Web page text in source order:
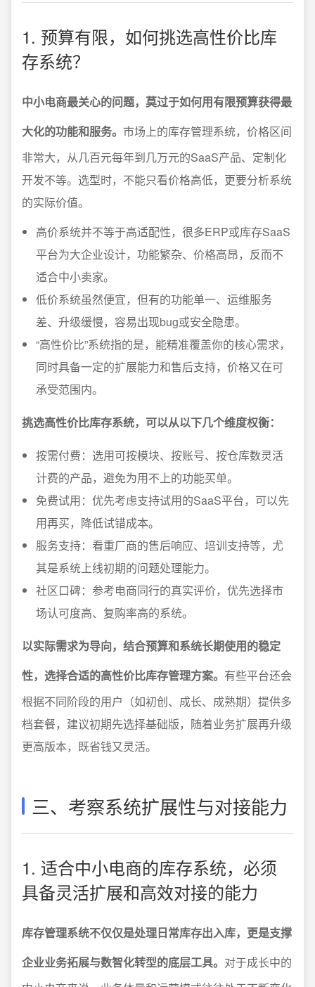
1. 预算有限，如何挑选高性价比库
存系统？
中小电商最关心的问题，莫过于如何用有限预算获得最
大化的功能和服务。 市场上的库存管理系统，价格区间
非常大，从几百元每年到几万元的SaaS产品、定制化
开发不等。选型时，不能只看价格高低，更要分析系统
的实际价值。
高价系统并不等于高适配性，很多ERP或库存SaaS
平台为大企业设计，功能繁杂、价格高昂，反而不
适合中小卖家。
低价系统虽然便宜，但有的功能单一、运维服务
差、升级缓慢，容易出现bug或安全隐患。
“高性价比”系统指的是，能精准覆盖你的核心需求，
同时具备一定的扩展能力和售后支持，价格又在可
承受范围内。
挑选高性价比库存系统，可以从以下几个维度权衡：
按需付费：选用可按模块、按账号、按仓库数灵活
计费的产品，避免为用不上的功能买单。
免费试用：优先考虑支持试用的SaaS平台，可以先
用再买，降低试错成本。
服务支持：看重厂商的售后响应、培训支持等，尤
其是系统上线初期的问题处理能力。
社区口碑：参考电商同行的真实评价，优先选择市
场认可度高、复购率高的系统。
以实际需求为导向，结合预算和系统长期使用的稳定
性，选择合适的高性价比库存管理方案。 有些平台还会
根据不同阶段的用户（如初创、成长、成熟期）提供多
档套餐，建议初期先选择基础版，随着业务扩展再升级
更高版本，既省钱又灵活。
三、考察系统扩展性与对接能力
1. 适合中小电商的库存系统，必须
具备灵活扩展和高效对接的能力
库存管理系统不仅仅是处理日常库存出入库，更是支撑
企业业务拓展与数智化转型的底层工具。 对于成长中的